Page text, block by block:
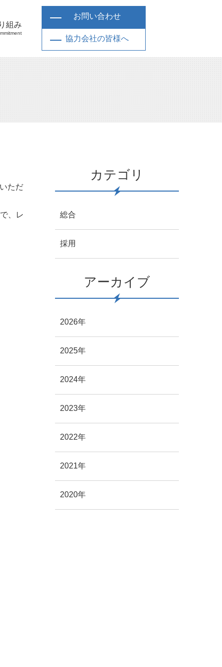
組み
お問い合わせ
協力会社の皆様へ
ただ
、レ
カテゴリ
総合
採用
アーカイブ
2026年
2025年
2024年
2023年
2022年
2021年
2020年